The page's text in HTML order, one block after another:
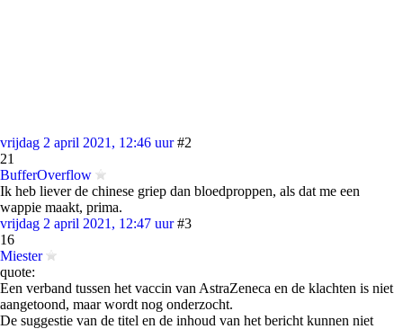
vrijdag 2 april 2021, 12:46 uur #2
21
BufferOverflow
Ik heb liever de chinese griep dan bloedproppen, als dat me een
wappie maakt, prima.
vrijdag 2 april 2021, 12:47 uur #3
16
Miester
quote:
Een verband tussen het vaccin van AstraZeneca en de klachten is niet
aangetoond, maar wordt nog onderzocht.
De suggestie van de titel en de inhoud van het bericht kunnen niet